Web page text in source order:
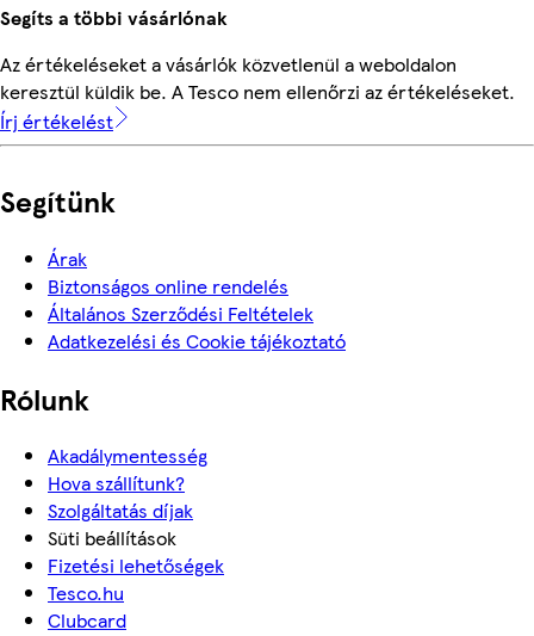
Segíts a többi vásárlónak
Az értékeléseket a vásárlók közvetlenül a weboldalon
keresztül küldik be. A Tesco nem ellenőrzi az értékeléseket.
Írj értékelést
Segítünk
Árak
Biztonságos online rendelés
Általános Szerződési Feltételek
Adatkezelési és Cookie tájékoztató
Rólunk
Akadálymentesség
Hova szállítunk?
Szolgáltatás díjak
Süti beállítások
Fizetési lehetőségek
Tesco.hu
Clubcard